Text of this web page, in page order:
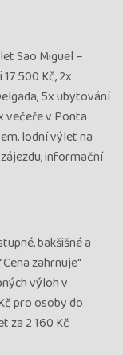
Sao Miguel –
500 Kč, 2x
5x ubytování
večeře v Ponta
lodní výlet na
informační
bakšišné a
zahrnuje"
výloh v
pro osoby do
za 2 160 Kč